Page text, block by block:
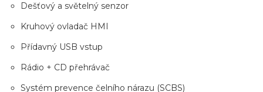
Dešťový a světelný senzor
Kruhový ovladač HMI
Přídavný USB vstup
Rádio + CD přehrávač
Systém prevence čelního nárazu (SCBS)